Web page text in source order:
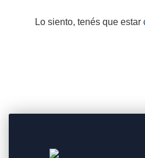
Lo siento, tenés que estar